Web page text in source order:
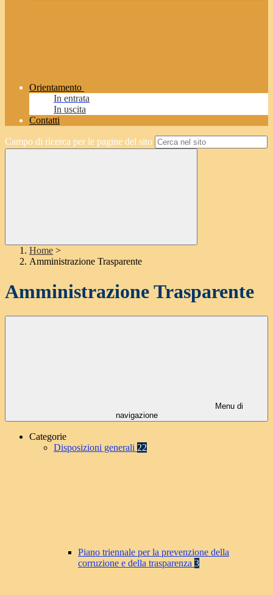
Orientamento
In entrata
In uscita
Contatti
Campo di ricerca per le pagine del sito
Home >
Amministrazione Trasparente
Amministrazione Trasparente
Menu di
navigazione
Categorie
Disposizioni generali 22
Piano triennale per la prevenzione della
corruzione e della trasparenza 3